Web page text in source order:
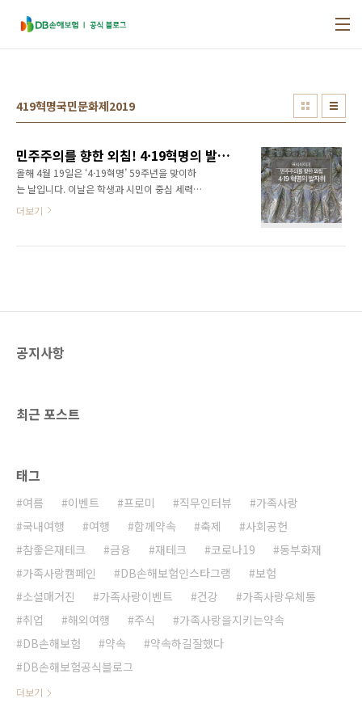
419혁명국민문화제2019
민주주의를 향한 외침! 4·19혁명의 발자취 따라가기
올해 4월 19일은 ‘4·19혁명’ 59주년을 맞이하
는 날입니다. 이날은 학생과 시민이 중심 세력이
되어 일으킨 반독재 민주주의 운동이며, 우리에
통령을 선출하는 선거에서 야당참관인을 축출하
는 ..
더보기
공지사항
최근 포스트
태그
여름 이벤트 프로미 직무인터뷰
가족사랑
국내여행
여행 함께약속 축제
사회공헌
참좋은재테크
금융 재테크 코로나19
동부화재
가족사랑캠페인
DB손해보험인스타그램
보험
소셜매거진
가족사랑이벤트 건강
가족사랑우체통
취업
해외여행 주식
가족사랑을지키는약속
DB손해보험
약속
약속하길잘했다
DB손해보험공식블로그
더보기